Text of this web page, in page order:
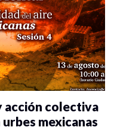
acción colectiva
mexicanas